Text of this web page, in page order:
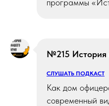
программы
№215 История
СЛУШАТЬ ПОДКАСТ
Как дом
современный